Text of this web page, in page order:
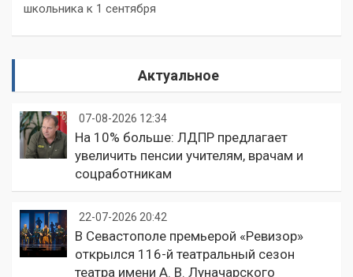
школьника к 1 сентября
Актуальное
07-08-2026 12:34
На 10% больше: ЛДПР предлагает
увеличить пенсии учителям, врачам и
соцработникам
22-07-2026 20:42
В Севастополе премьерой «Ревизор»
открылся 116-й театральный сезон
театра имени А. В. Луначарского